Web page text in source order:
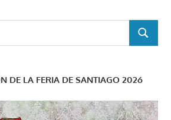
BUSCAR
DE LA FERIA DE SANTIAGO 2026